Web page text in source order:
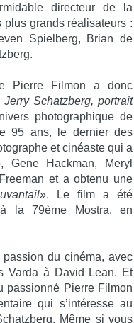
directeur de la
grands réalisateurs :
Spielberg, Brian de
Pierre Filmon a donc
Jerry Schatzberg, portrait
photographique de
95 ans, le dernier des
et cinéaste qui a
Hackman, Meryl
et a obtenu une
». Le film a été
la 79ème Mostra, en
du cinéma, avec
Varda à David Lean. Et
passionné Pierre Filmon
qui s’intéresse au
Même si vous